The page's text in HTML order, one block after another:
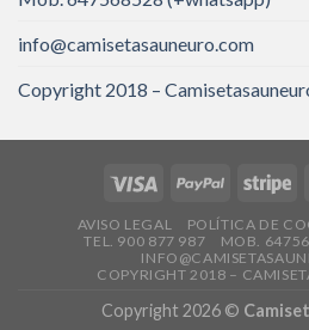
info@camisetasauneuro.com
Copyright 2018 –
AVISO LEGAL POLÍTICA DE
TEL. 900 877 987
MOB.
COPYRIGHT 2018 –
Copyright 2026 ©